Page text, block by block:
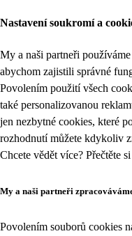
Nastavení soukromí a
My a naši partneři
abychom zajistili správné
Povolením použití všech
také personalizovanou
jen nezbytné cookies, které
rozhodnutí můžete kdykoliv
Chcete vědět více? Přečtěte
My a naši partneři
Povolením souborů cookies